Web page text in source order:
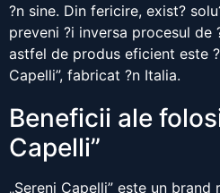
?n sine. Din fericire, exist?
preveni ?i inversa procesul de
astfel de produs eficient este
Capelli”, fabricat ?n Italia.
Beneficii ale
Capelli”
„Sereni Capelli” este un